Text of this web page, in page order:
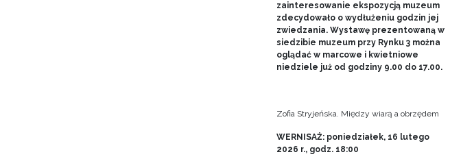
zainteresowanie ekspozycją muzeum
zdecydowało o wydłużeniu godzin jej
zwiedzania. Wystawę prezentowaną w
siedzibie muzeum przy Rynku 3 można
oglądać w marcowe i kwietniowe
niedziele już od godziny 9.00 do 17.00.
Zofia Stryjeńska. Między wiarą a obrzędem
WERNISAŻ: poniedziałek, 16 lutego
2026 r., godz. 18:00